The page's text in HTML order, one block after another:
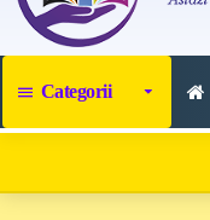
Categorii